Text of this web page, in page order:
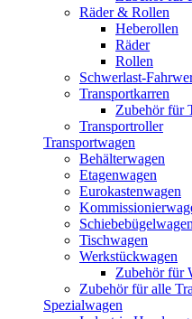
Räder & Rollen
Heberollen
Räder
Rollen
Schwerlast-
Transportkarren
Zubehör für
Transportroller
Transportwagen
Behälterwagen
Etagenwagen
Eurokastenwagen
Schiebebügelwagen
Tischwagen
Werkstückwagen
Zubehör für
Zubehör für alle
Spezialwagen